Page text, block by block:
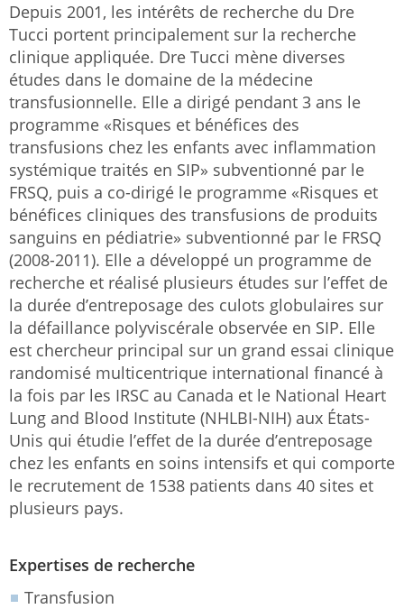
Depuis 2001, les intérêts de recherche du Dre
Tucci portent principalement sur la recherche
clinique appliquée. Dre Tucci mène diverses
études dans le domaine de la médecine
transfusionnelle. Elle a dirigé pendant 3 ans le
programme «Risques et bénéfices des
transfusions chez les enfants avec inflammation
systémique traités en SIP» subventionné par le
FRSQ, puis a co-dirigé le programme «Risques et
bénéfices cliniques des transfusions de produits
sanguins en pédiatrie» subventionné par le FRSQ
(2008-2011). Elle a développé un programme de
recherche et réalisé plusieurs études sur l’effet de
la durée d’entreposage des culots globulaires sur
la défaillance polyviscérale observée en SIP. Elle
est chercheur principal sur un grand essai clinique
randomisé multicentrique international financé à
la fois par les IRSC au Canada et le National Heart
Lung and Blood Institute (NHLBI-NIH) aux États-
Unis qui étudie l’effet de la durée d’entreposage
chez les enfants en soins intensifs et qui comporte
le recrutement de 1538 patients dans 40 sites et
plusieurs pays.
Expertises de recherche
Transfusion